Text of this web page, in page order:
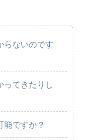
らないのです
ってきたりし
能ですか？